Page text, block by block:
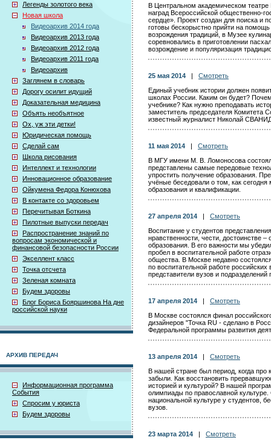
Легенды золотого века
Новая школа
Видеоархив 2014 года
Видеоархив 2013 года
Видеоархив 2012 года
Видеоархив 2011 года
Видеоархив
Заглянем в словарь
Дорогу осилит идущий
Доказательная медицина
Объять необъятное
Ох, уж эти детки!
Юридическая помощь
Сделай сам
Школа рисования
Интеллект и технологии
Инновационное образование
Ойкумена Федора Конюхова
В контакте со здоровьем
Перечитывая Боткина
Пилотные выпуски передач
Распространение знаний по
вопросам экономической и
финансовой безопасности России
Экселлент класс
Точка отсчета
Зеленая комната
Будем здоровы
Блог Бориса Бояршинова На дне
российской науки
АРХИВ ПЕРЕДАЧ
Информационная программа
События
Спросим у юриста
Будем здоровы
В Центральном академическом
наград Всероссийской общественно-
сердце». Проект создан для поиска и
готовы бескорыстно прийти на
возрождения традиций, в Музее
соревновались в приготовлении
возрождение и популяризация
25 мая 2014
Смотреть
Единый учебник истории должен
школах России. Каким он будет?
учебнике? Как нужно преподавать
заместитель председателя
известный журналист Николай
11 мая 2014
Смотреть
В МГУ имени М. В. Ломоносова
представлены самые передовые
упростить получение образования.
учёные беседовали о том, как
образования и квалификации.
27 апреля 2014
Смотреть
Воспитание у студентов
нравственности, чести, достоинстве
образования. В его важности мы
пробел в воспитательной работе
общества. В Москве недавно
по воспитательной работе
представители вузов и подразделений
17 апреля 2014
Смотреть
В Москве состоялся финал
дизайнеров "Точка RU - сделано в
Федеральной программы развития
13 апреля 2014
Смотреть
В нашей стране был период, когда про
забыли. Как восстановить
историей и культурой? В нашей
олимпиады по православной культуре.
национальной культуре у студентов,
вузов.
23 марта 2014
Смотреть